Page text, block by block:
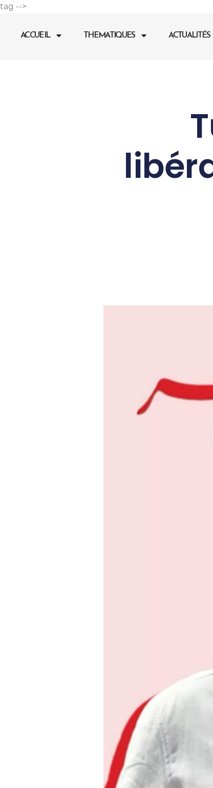
tag -->
contenu
ACCUEIL THEMATIQUES ACTUALITÉS